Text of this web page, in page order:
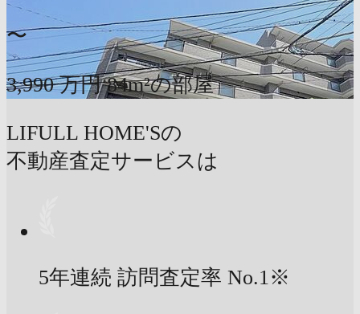
〜
3,990 万円 84m²の部屋
LIFULL HOME'Sの
不動産査定サービスは
5年連続 訪問査定率 No.1※